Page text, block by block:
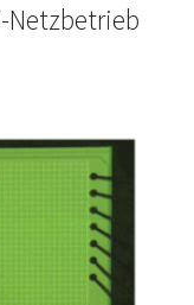
Netzbetrieb